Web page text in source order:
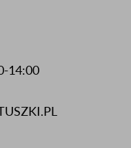
14:00